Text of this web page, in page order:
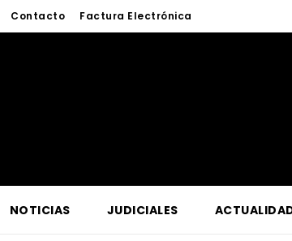
Contacto Factura Electrónica
NOTICIAS JUDICIALES